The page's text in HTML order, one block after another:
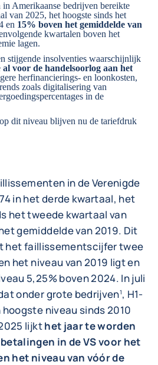
Amerikaanse bedrijven bereikte
van 2025, het hoogste sinds het
en 15% boven het gemiddelde van
kwartalen boven het
lagen.
stijgende insolventies waarschijnlijk
al voor de handelsoorlog aan het
herfinancierings- en loonkosten,
zoals digitalisering van
in de
dit niveau blijven nu de tariefdruk
in de Verenigde
in het derde kwartaal, het
het tweede kwartaal van
gemiddelde van 2019. Dit
het faillissementscijfer twee
het niveau van 2019 ligt en
5,25% boven 2024. In juli
onder grote bedrijven1, H1-
niveau sinds 2010
lijkthet jaar te worden
in de VS voor het
het niveau van vóór de